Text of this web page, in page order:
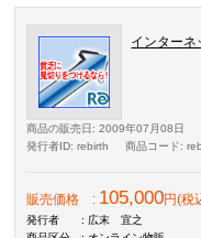
インターネ
商品の販売日 : 2009年07月08日
発行者ID: rebirth 商品コード:
販売価格 : 105,000円(税
発行者
: 広末 宜之